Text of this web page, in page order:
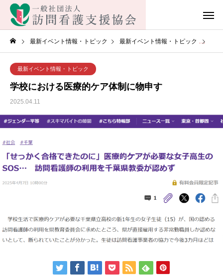
最新イベント情報・トピック 最新イベント情報・トピック
最新イベント情報・トピック
学校における医療的ケア体制に物申す
2025.04.11